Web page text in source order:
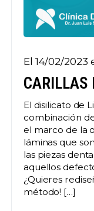
El 14/02/2023
CARILLAS
El disilicato de
combinación
el marco de la
láminas que
las piezas
aquellos
¿Quieres
método! […]